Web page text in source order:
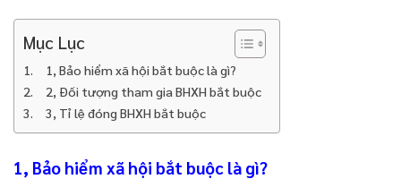
Mục Lục
1, Bảo hiểm xã hội bắt buộc là gì?
2, Đối tượng tham gia BHXH bắt buộc
3, Tỉ lệ đóng BHXH bắt buộc
1, Bảo hiểm xã hội bắt buộc là gì?